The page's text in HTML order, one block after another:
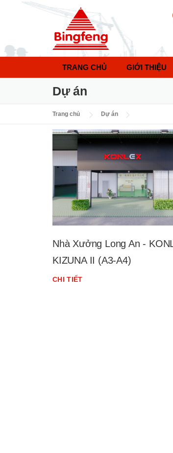
Skip to content
TRANG CHỦ GIỚI THIỆU
Dự án
Trang chủ Dự án
Nhà Xưởng Long An -
KIZUNA II (A3-A4)
CHI TIẾT